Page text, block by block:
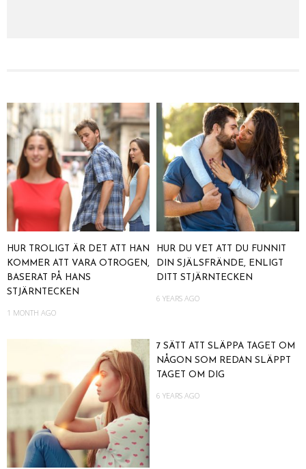
HUR TROLIGT ÄR DET ATT HAN
KOMMER ATT VARA OTROGEN,
BASERAT PÅ HANS
STJÄRNTECKEN
1 MONTH AGO
HUR DU VET ATT DU FUNNIT
DIN SJÄLSFRÄNDE, ENLIGT
DITT STJÄRNTECKEN
6 YEARS AGO
7 SÄTT ATT SLÄPPA TAGET OM
NÅGON SOM REDAN SLÄPPT
TAGET OM DIG
6 YEARS AGO